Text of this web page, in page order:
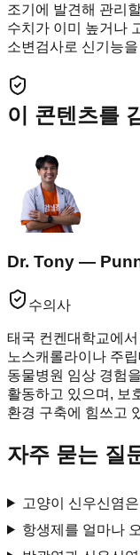
조기에 발견해 관리
수치가 이미 높거나
소변검사로 신기능
이 콘텐츠를
Dr. Tony —
수의사
태국 컨켄대학교에
노스캐롤라이나 주
동물병원 임상 경험
활동하고 있으며, 보
환경 구축에 힘쓰고
자주 묻는 질
고양이 신우신염
항생제를 얼마나